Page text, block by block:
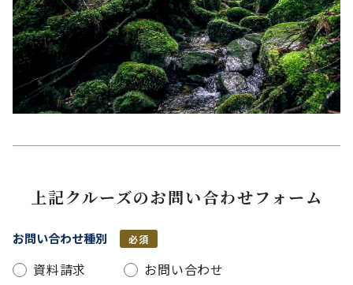
上記クルーズのお問い合わせフォーム
お問い合わせ種別 必須
資料請求 お問い合わせ